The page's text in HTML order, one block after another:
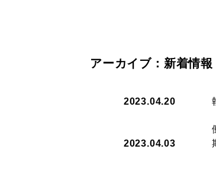
アーカイブ：新着情
2023.04.20
2023.04.03